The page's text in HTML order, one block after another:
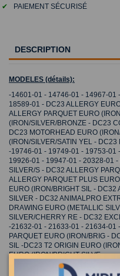
✔
PAIEMENT SÉCURISÉ
DESCRIPTION
MODELES (détails):
-14601-01 - 14746-01 - 14967-01
18589-01 - DC23 ALLERGY
ALLERGY PARQUET EURO
(IRON/SILVER/BRONZE - DC23
DC23 MOTORHEAD EURO
(IRON/SILVER/SATIN YEL -
-19746-01 - 19749-01 - 19753-01
19926-01 - 19947-01 - 20328-01
SILVER/S - DC32 ALLERGY
ALLERGY PARQUET PLUS
EURO (IRON/BRIGHT SIL -
SILVER - DC32 ANIMALPRO
DRAWING EURO (METALLIC
SILVER/CHERRY RE - DC32
-21632-01 - 21633-01 - 21634-01
PARQUET EURO (IRON/BRIG -
SIL -DC23 T2 ORIGIN EURO
EURO (IRON/BRIGHT SILVE